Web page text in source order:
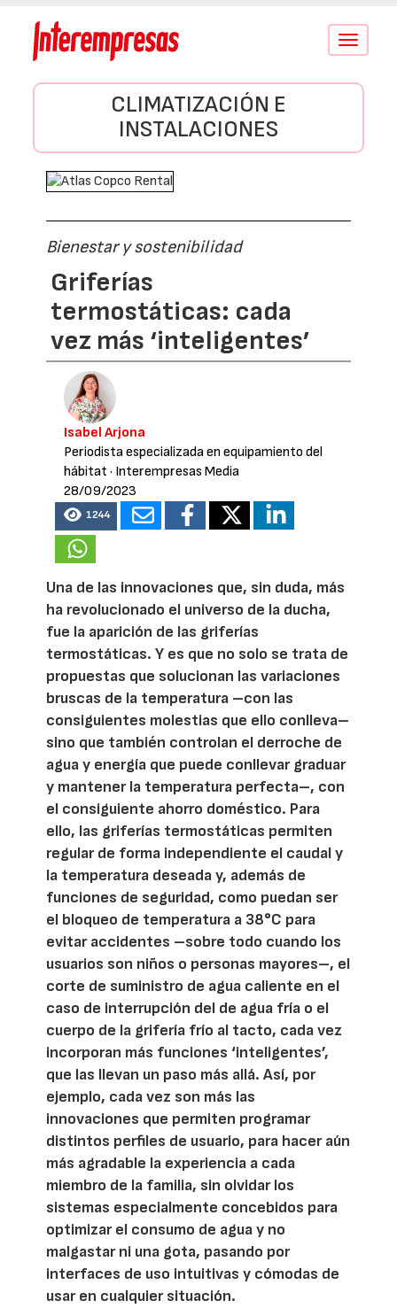
Conmutar
CLIMATIZACIÓN E
INSTALACIONES
Bienestar y sostenibilidad
Griferías
termostáticas: cada
vez más ‘inteligentes’
Isabel Arjona
Periodista especializada en equipamiento del
hábitat · Interempresas Media
28/09/2023
1244
Una de las innovaciones que, sin duda, más
ha revolucionado el universo de la ducha,
fue la aparición de las griferías
termostáticas. Y es que no solo se trata de
propuestas que solucionan las variaciones
bruscas de la temperatura –con las
consiguientes molestias que ello conlleva–
sino que también controlan el derroche de
agua y energía que puede conllevar graduar
y mantener la temperatura perfecta–, con
el consiguiente ahorro doméstico. Para
ello, las griferías termostáticas permiten
regular de forma independiente el caudal y
la temperatura deseada y, además de
funciones de seguridad, como puedan ser
el bloqueo de temperatura a 38°C para
evitar accidentes –sobre todo cuando los
usuarios son niños o personas mayores–, el
corte de suministro de agua caliente en el
caso de interrupción del de agua fría o el
cuerpo de la grifería frío al tacto, cada vez
incorporan más funciones ‘inteligentes’,
que las llevan un paso más allá. Así, por
ejemplo, cada vez son más las
innovaciones que permiten programar
distintos perfiles de usuario, para hacer aún
más agradable la experiencia a cada
miembro de la familia, sin olvidar los
sistemas especialmente concebidos para
optimizar el consumo de agua y no
malgastar ni una gota, pasando por
interfaces de uso intuitivas y cómodas de
usar en cualquier situación.